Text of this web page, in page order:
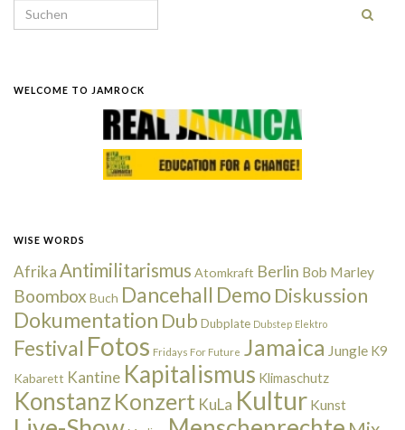
Search for:
WELCOME TO JAMROCK
WISE WORDS
AfrikaAntimilitarismus Atomkraft Berlin Bob Marley
Boombox Buch Dancehall Demo Diskussion
Dokumentation Dub Dubplate Dubstep Elektro
Festival Fotos Fridays For Future Jamaica Jungle K9
Kabarett Kantine Kapitalismus Klimaschutz
Konstanz Konzert KuLa Kultur Kunst